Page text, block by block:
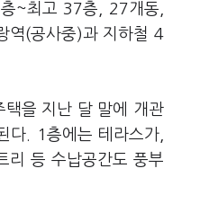
~최고 37층, 27개동,
역(공사중)과 지하철 4
을 지난 달 말에 개관
. 1층에는 테라스가,
리 등 수납공간도 풍부